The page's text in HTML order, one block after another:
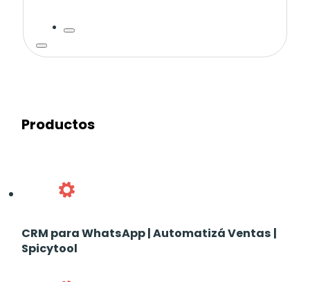
Productos
CRM para WhatsApp | Automatizá Ventas |
Spicytool